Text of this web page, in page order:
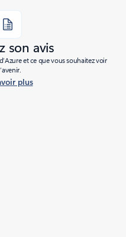
son avis
et ce que vous souhaitez voir
plus